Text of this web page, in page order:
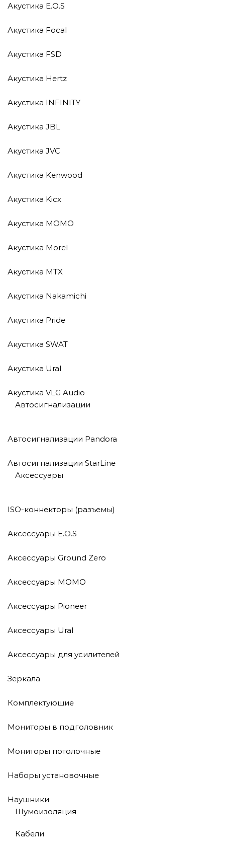
Акустика E.O.S
Акустика Focal
Акустика FSD
Акустика Hertz
Акустика INFINITY
Акустика JBL
Акустика JVC
Акустика Kenwood
Акустика Kicx
Акустика MOMO
Акустика Morel
Акустика MTX
Акустика Nakamichi
Акустика Pride
Акустика SWAT
Акустика Ural
Акустика VLG Audio
Автосигнализации
Автосигнализации Pandora
Автосигнализации StarLine
Аксессуары
ISO-коннекторы (разъемы)
Аксессуары E.O.S
Аксессуары Ground Zero
Аксессуары MOMO
Аксессуары Pioneer
Аксессуары Ural
Аксессуары для усилителей
Зеркала
Комплектующие
Мониторы в подголовник
Мониторы потолочные
Наборы установочные
Наушники
Шумоизоляция
Кабели